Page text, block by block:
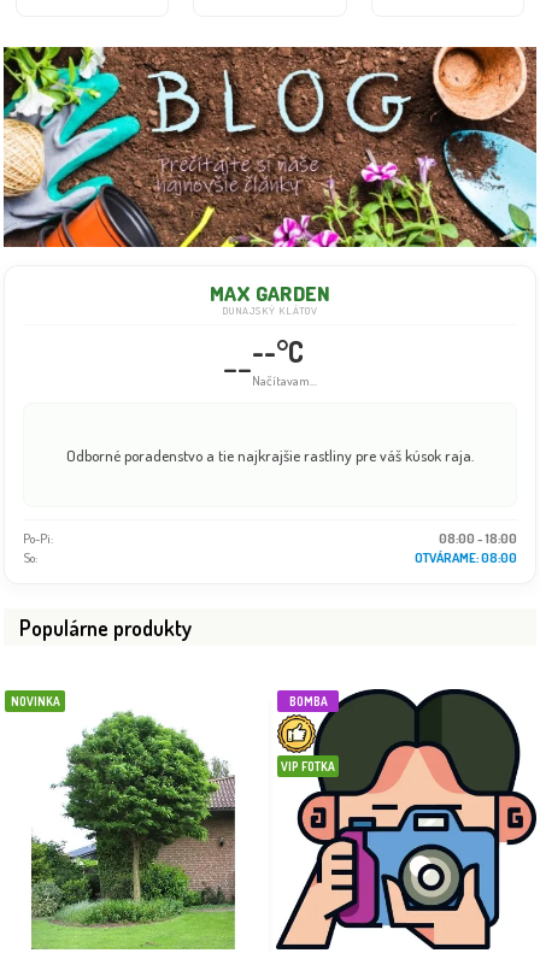
MAX GARDEN
DUNAJSKÝ KLÁTOV
--°C
Info dočasne nedostupné
Odborné poradenstvo a tie najkrajšie rastliny pre váš kúsok raja.
Po-Pi:
08:00 - 18:00
So:
08:00 - 16:00
Populárne produkty
NOVINKA BOMBA
VIP FOTKA